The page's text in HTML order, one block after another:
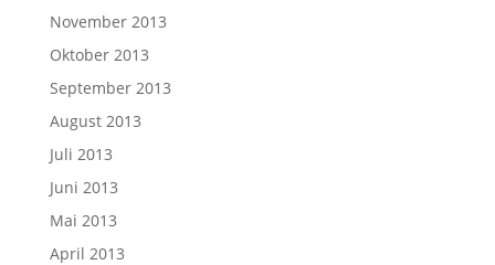
November 2013
Oktober 2013
September 2013
August 2013
Juli 2013
Juni 2013
Mai 2013
April 2013